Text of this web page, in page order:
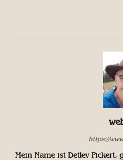
https://
Mein Name ist Detlev